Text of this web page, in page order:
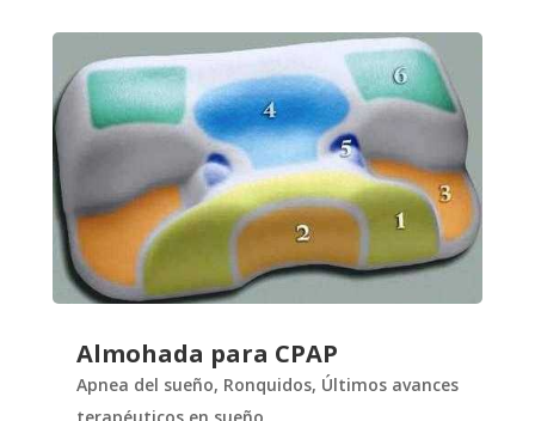
Almohada para CPAP
Apnea del sueño, Ronquidos, Últimos avances
terapéuticos en sueño